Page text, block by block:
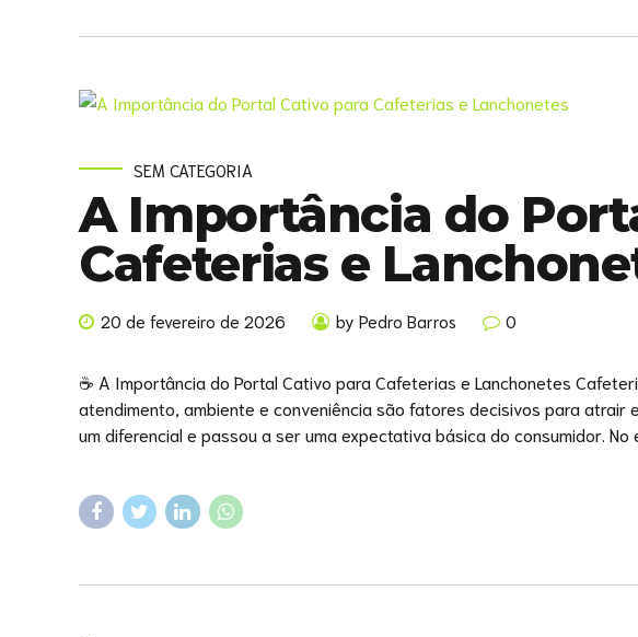
SEM CATEGORIA
A Importância do
Cafeterias e
20 de fevereiro de 2026 by Pedro Barros 0
☕ A Importância do Portal Cativo para Cafeterias e Lanchonetes
atendimento, ambiente e conveniência são fatores decisivos para atrair
um diferencial e passou a ser uma expectativa básica do consumidor.